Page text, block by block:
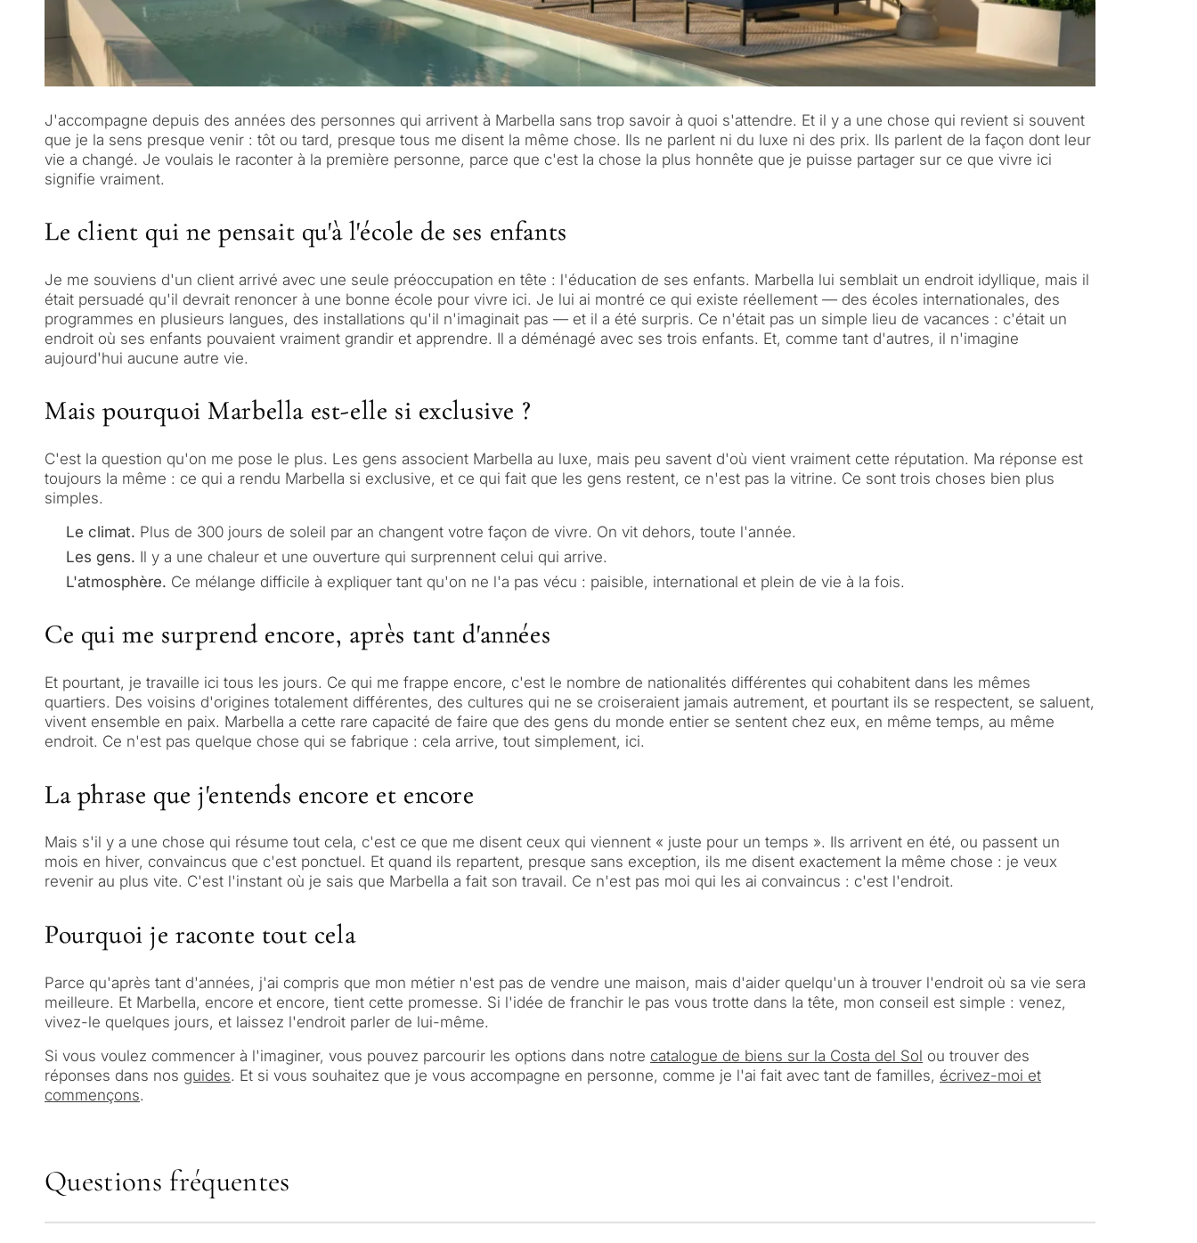
J'accompagne depuis des années des personnes qui arrivent à Marbella sans trop savoir à quoi s'attendre. Et il y a une chose qui revient si souvent
que je la sens presque venir : tôt ou tard, presque tous me disent la même chose. Ils ne parlent ni du luxe ni des prix. Ils parlent de la façon dont leur
vie a changé. Je voulais le raconter à la première personne, parce que c'est la chose la plus honnête que je puisse partager sur ce que vivre ici
signifie vraiment.
Le client qui ne pensait qu'à l'école de ses enfants
Je me souviens d'un client arrivé avec une seule préoccupation en tête : l'éducation de ses enfants. Marbella lui semblait un endroit idyllique, mais il
était persuadé qu'il devrait renoncer à une bonne école pour vivre ici. Je lui ai montré ce qui existe réellement — des écoles internationales, des
programmes en plusieurs langues, des installations qu'il n'imaginait pas — et il a été surpris. Ce n'était pas un simple lieu de vacances : c'était un
endroit où ses enfants pouvaient vraiment grandir et apprendre. Il a déménagé avec ses trois enfants. Et, comme tant d'autres, il n'imagine
aujourd'hui aucune autre vie.
Mais pourquoi Marbella est-elle si exclusive ?
C'est la question qu'on me pose le plus. Les gens associent Marbella au luxe, mais peu savent d'où vient vraiment cette réputation. Ma réponse est
toujours la même : ce qui a rendu Marbella si exclusive, et ce qui fait que les gens restent, ce n'est pas la vitrine. Ce sont trois choses bien plus
simples.
Le climat. Plus de 300 jours de soleil par an changent votre façon de vivre. On vit dehors, toute l'année.
Les gens. Il y a une chaleur et une ouverture qui surprennent celui qui arrive.
L'atmosphère. Ce mélange difficile à expliquer tant qu'on ne l'a pas vécu : paisible, international et plein de vie à la fois.
Ce qui me surprend encore, après tant d'années
Et pourtant, je travaille ici tous les jours. Ce qui me frappe encore, c'est le nombre de nationalités différentes qui cohabitent dans les mêmes
quartiers. Des voisins d'origines totalement différentes, des cultures qui ne se croiseraient jamais autrement, et pourtant ils se respectent, se saluent,
vivent ensemble en paix. Marbella a cette rare capacité de faire que des gens du monde entier se sentent chez eux, en même temps, au même
endroit. Ce n'est pas quelque chose qui se fabrique : cela arrive, tout simplement, ici.
La phrase que j'entends encore et encore
Mais s'il y a une chose qui résume tout cela, c'est ce que me disent ceux qui viennent « juste pour un temps ». Ils arrivent en été, ou passent un
mois en hiver, convaincus que c'est ponctuel. Et quand ils repartent, presque sans exception, ils me disent exactement la même chose : je veux
revenir au plus vite. C'est l'instant où je sais que Marbella a fait son travail. Ce n'est pas moi qui les ai convaincus : c'est l'endroit.
Pourquoi je raconte tout cela
Parce qu'après tant d'années, j'ai compris que mon métier n'est pas de vendre une maison, mais d'aider quelqu'un à trouver l'endroit où sa vie sera
meilleure. Et Marbella, encore et encore, tient cette promesse. Si l'idée de franchir le pas vous trotte dans la tête, mon conseil est simple : venez,
vivez-le quelques jours, et laissez l'endroit parler de lui-même.
Si vous voulez commencer à l'imaginer, vous pouvez parcourir les options dans notre catalogue de biens sur la Costa del Sol ou trouver des
réponses dans nos guides. Et si vous souhaitez que je vous accompagne en personne, comme je l'ai fait avec tant de familles, écrivez-moi et
commençons.
Questions fréquentesbiens immobiliers à
Marbella
Dans quel but envisagez-vous un